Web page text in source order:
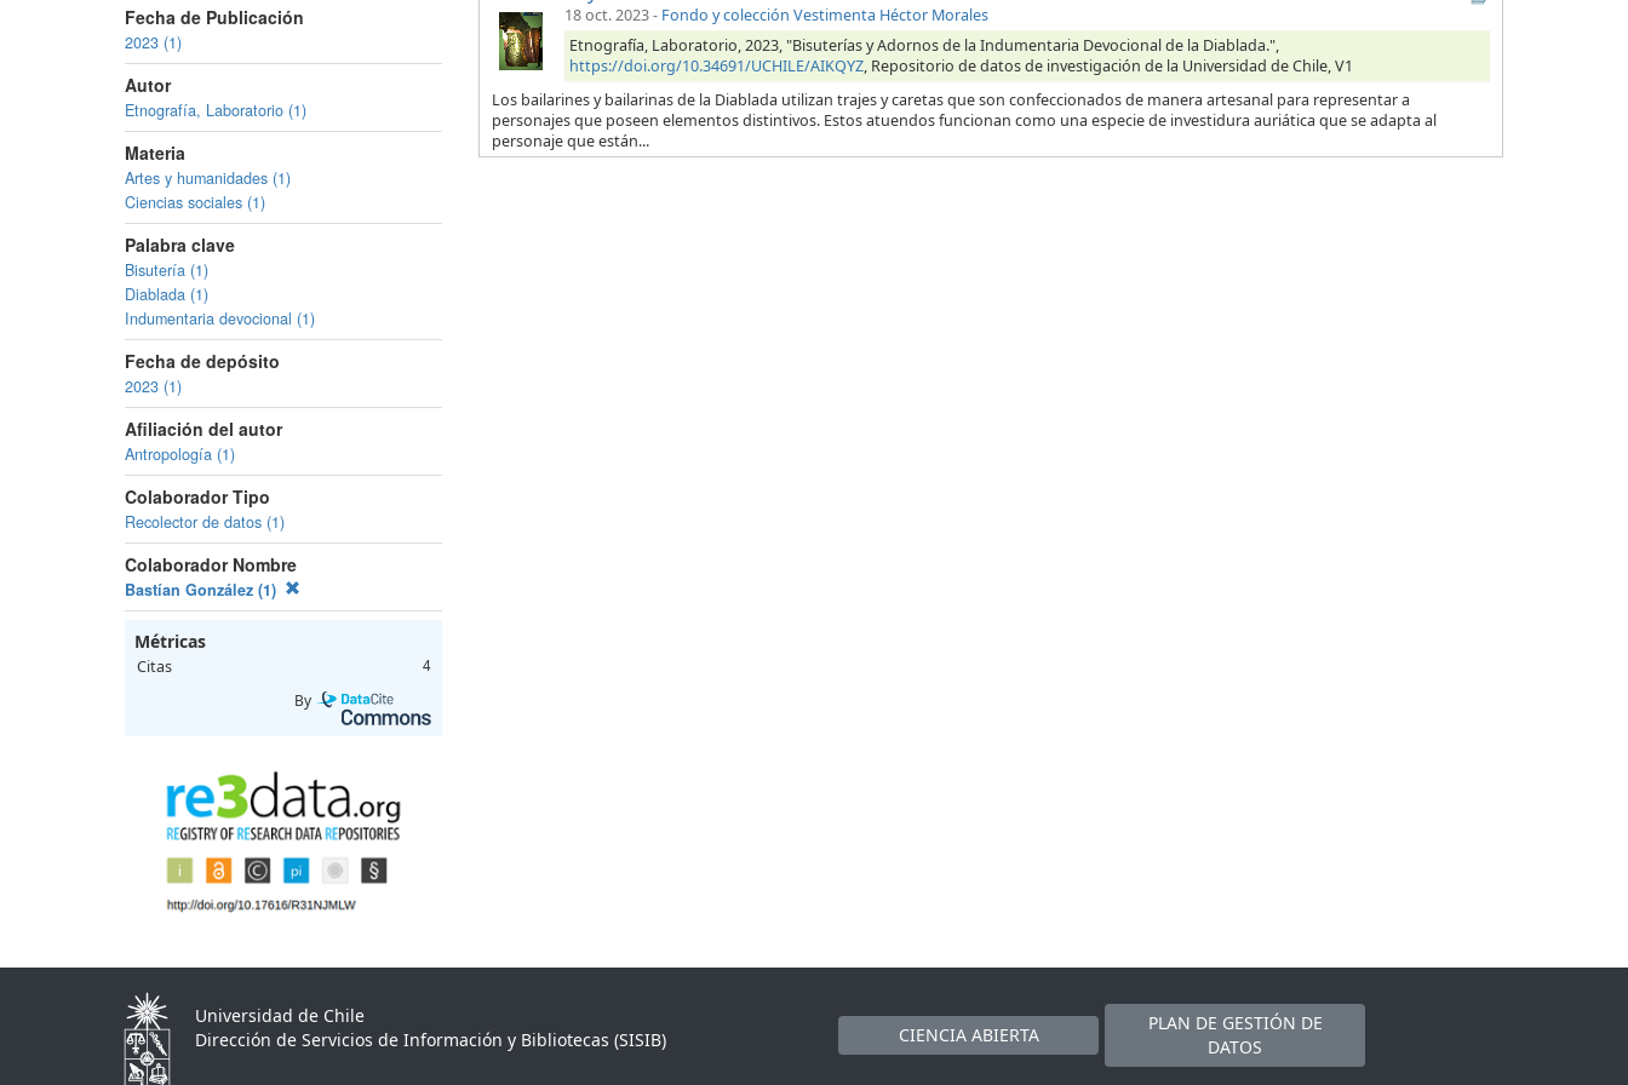
Fecha de Publicación
2023 (1)
Autor
Etnografía, Laboratorio (1)
Materia
Artes y humanidades (1)
Ciencias sociales (1)
Palabra clave
Bisutería (1)
Diablada (1)
Indumentaria devocional (1)
Fecha de depósito
2023 (1)
Afiliación del autor
Antropología (1)
Colaborador Tipo
Recolector de datos (1)
Colaborador Nombre
Bastían González (1)
Métricas
Citas 4
By
18 oct. 2023- Fondo y colección Vestimenta Héctor Morales
Etnografía, Laboratorio, 2023, "Bisuterías y Adornos de la Indumentaria Devocional de la Diablada.",
https://doi.org/10.34691/UCHILE/AIKQYZ, Repositorio de datos de investigación de la Universidad de Chile, V1
Los bailarines y bailarinas de la Diablada utilizan trajes y caretas que son confeccionados de manera artesanal para representar a
personajes que poseen elementos distintivos. Estos atuendos funcionan como una especie de investidura auriática que se adapta al
personaje que están...
Universidad de Chile
Dirección de Servicios de Información y Bibliotecas (SISIB)
CIENCIA ABIERTA
PLAN DE GESTIÓN DE
DATOS